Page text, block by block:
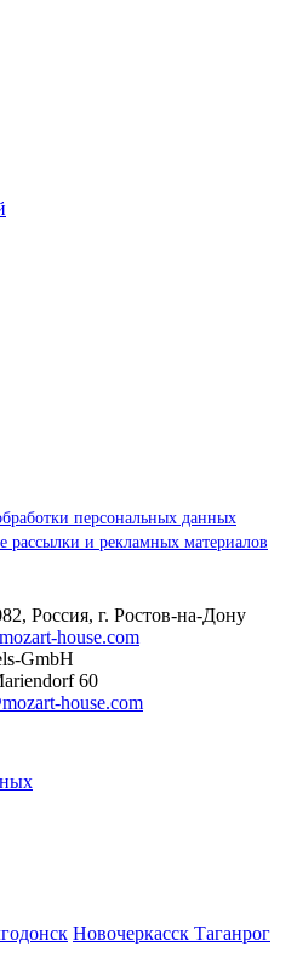
персональных данных
рассылки и рекламных материалов
Россия, г. Ростов-на-Дону
house.com
GmbH
60
house.com
Новочеркасск Таганрог